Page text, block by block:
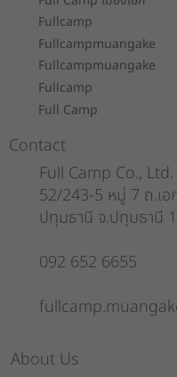
About Us
Contact
Full Camp Co., Ltd.
52/243-5 หมู่ 7 ถ.เอ
ปทุมธานี จ.ปทุมธานี
092 652 6655
Fullcamp
Fullcampmuangake
Fullcampmuangake
Fullcamp
Full Camp